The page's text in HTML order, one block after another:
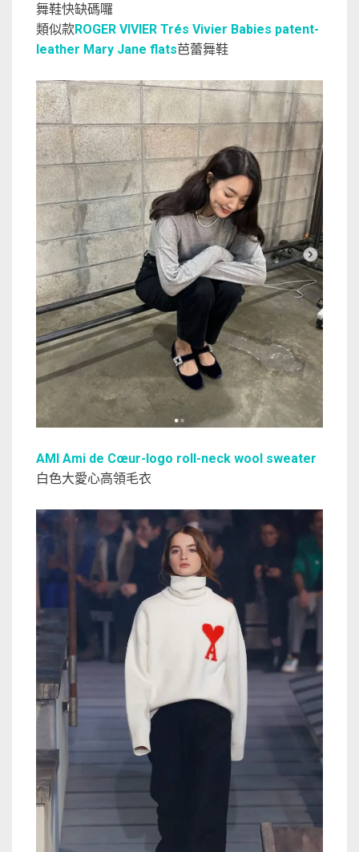
舞鞋快缺碼囉
類似款 ROGER VIVIER Trés Vivier Babies patent-
leather Mary Jane flats芭蕾舞鞋
AMI Ami de Cœur-logo roll-neck wool sweater
白色大愛心高領毛衣